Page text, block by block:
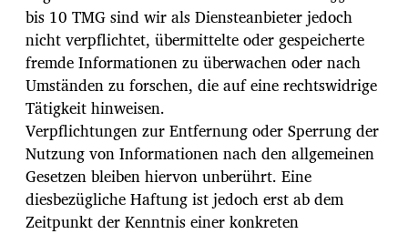
bis 10 TMG sind wir als Diensteanbieter jedoch
nicht verpflichtet, übermittelte oder gespeicherte
fremde Informationen zu überwachen oder nach
Umständen zu forschen, die auf eine rechtswidrige
Tätigkeit hinweisen.
Verpflichtungen zur Entfernung oder Sperrung der
Nutzung von Informationen nach den allgemeinen
Gesetzen bleiben hiervon unberührt. Eine
diesbezügliche Haftung ist jedoch erst ab dem
Zeitpunkt der Kenntnis einer konkreten